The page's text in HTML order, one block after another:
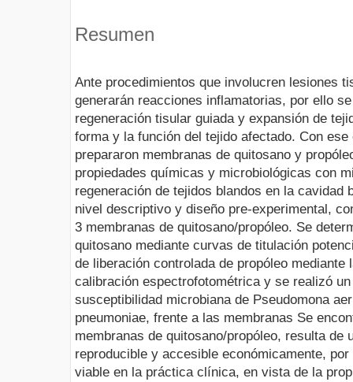
Resumen
Ante procedimientos que involucren lesiones
generarán reacciones inflamatorias, por ello
regeneración tisular guiada y expansión de
forma y la función del tejido afectado. Con
prepararon membranas de quitosano y
propiedades químicas y microbiológicas con
regeneración de tejidos blandos en la cavidad
nivel descriptivo y diseño pre-experimental,
3 membranas de quitosano/propóleo. Se
quitosano mediante curvas de titulación
de liberación controlada de propóleo mediante
calibración espectrofotométrica y se realizó
susceptibilidad microbiana de Pseudomona
pneumoniae, frente a las membranas Se
membranas de quitosano/propóleo, resulta de
reproducible y accesible económicamente,
viable en la práctica clínica, en vista de la